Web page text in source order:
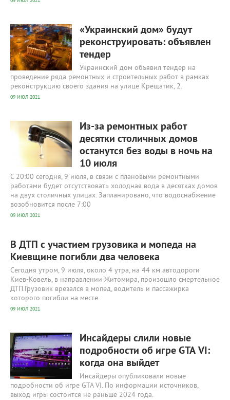
«Украинский дом» будут
реконструировать: объявлен
тендер
Украинский дом объявил тендер на
проведение ряда ремонтных и строительных работ в рамках
реконструкцию своего здания на улице Крещатик, 2.
09 ИЮЛ 2021
Из-за ремонтных работ
десятки столичных домов
останутся без воды в ночь на
10 июля
С 20:00 сегодня, 9 июля, в связи с плановыми ремонтными
работами будет отсутствовать холодная вода в десятках домов
на двух столичных улицах. Запланировано, что водоснабжение
возобновится после 7:00
09 ИЮЛ 2021
В ДТП с участием грузовика и мопеда на
Киевщине погибли два человека
Сегодня утром, 9 июля, около 4 утра, на 44 км автодороги
Киев-Ковель, в направлении Житомира, произошло смертельное
ДТП.Грузовик врезался в мопед, водитель и пассажирка
которого погибли на месте.
09 ИЮЛ 2021
Инсайдеры слили новые
подробности об игре GTA VI:
когда она выйдет
Инсайдеры опубликовали новые
подробности об игре GTA VI. По информации источников,
выход игры состоится не раньше 2024 года.